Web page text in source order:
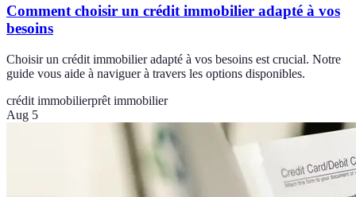
Comment choisir un crédit immobilier adapté à vos
besoins
Choisir un crédit immobilier adapté à vos besoins est crucial. Notre
guide vous aide à naviguer à travers les options disponibles.
crédit immobilierprêt immobilier
Aug 5